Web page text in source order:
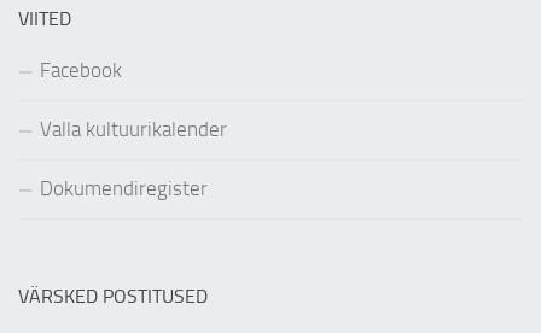
VIITED
Facebook
Valla kultuurikalender
Dokumendiregister
VÄRSKED POSTITUSED